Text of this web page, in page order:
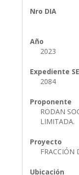
Nro DIA
Año
2023
Expediente
2084
Proponente
RODAN
LIMITADA.
Proyecto
FRACCIÓN
Ubicación